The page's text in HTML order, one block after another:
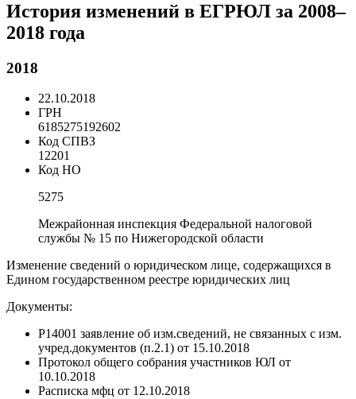
История изменений в ЕГРЮЛ за 2008–
2018 года
2018
22.10.2018
ГРН
6185275192602
Код СПВЗ
12201
Код НО
5275
Межрайонная инспекция Федеральной налоговой
службы № 15 по Нижегородской области
Изменение сведений о юридическом лице, содержащихся в
Едином государственном реестре юридических лиц
Документы:
Р14001 заявление об изм.сведений, не связанных с изм.
учред.документов (п.2.1) от 15.10.2018
Протокол общего собрания участников ЮЛ от
10.10.2018
Расписка мфц от 12.10.2018